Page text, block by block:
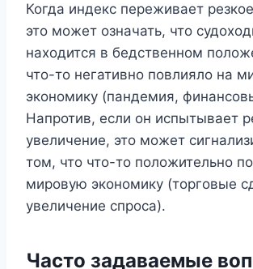
Когда индекс переживает
это может означать, что
находится в бедственном
что-то негативно повлияло на
экономику (пандемия,
Напротив, если он испытывает
увеличение, это может
том, что что-то положительно
мировую экономику (торговые
увеличение спроса).
Часто задаваемые